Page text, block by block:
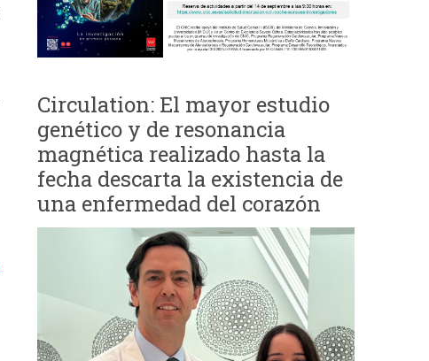
Circulation: El mayor estudio
genético y de resonancia
magnética realizado hasta la
fecha descarta la existencia de
una enfermedad del corazón